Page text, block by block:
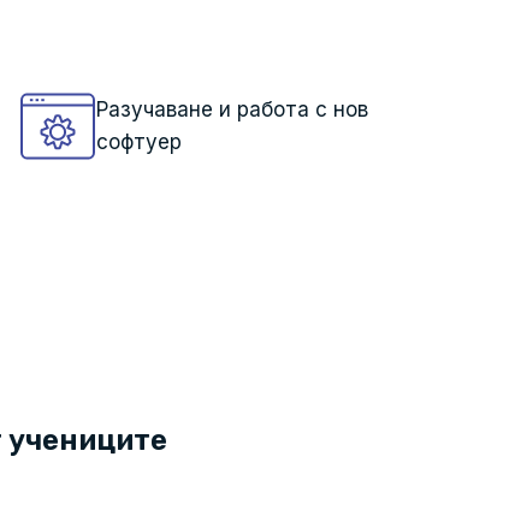
Разучаване и работа с нов
софтуер